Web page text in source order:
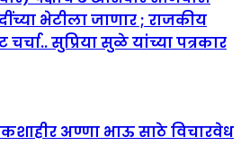
भेटीला जाणार ; राजकीय
सुप्रिया सुळे यांच्या पत्रकार
अण्णा भाऊ साठे विचारवेध